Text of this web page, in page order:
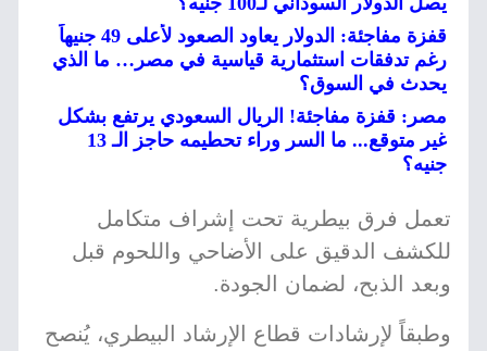
قفزة مفاجئة: الدولار يعاود الصعود لأعلى 49 جنيهاً
رغم تدفقات استثمارية قياسية في مصر… ما الذي
يحدث في السوق؟
مصر: قفزة مفاجئة! الريال السعودي يرتفع بشكل
غير متوقع... ما السر وراء تحطيمه حاجز الـ 13
جنيه؟
تعمل فرق بيطرية تحت إشراف متكامل
للكشف الدقيق على الأضاحي واللحوم قبل
وبعد الذبح، لضمان الجودة.
وطبقاً لإرشادات قطاع الإرشاد البيطري، يُنصح